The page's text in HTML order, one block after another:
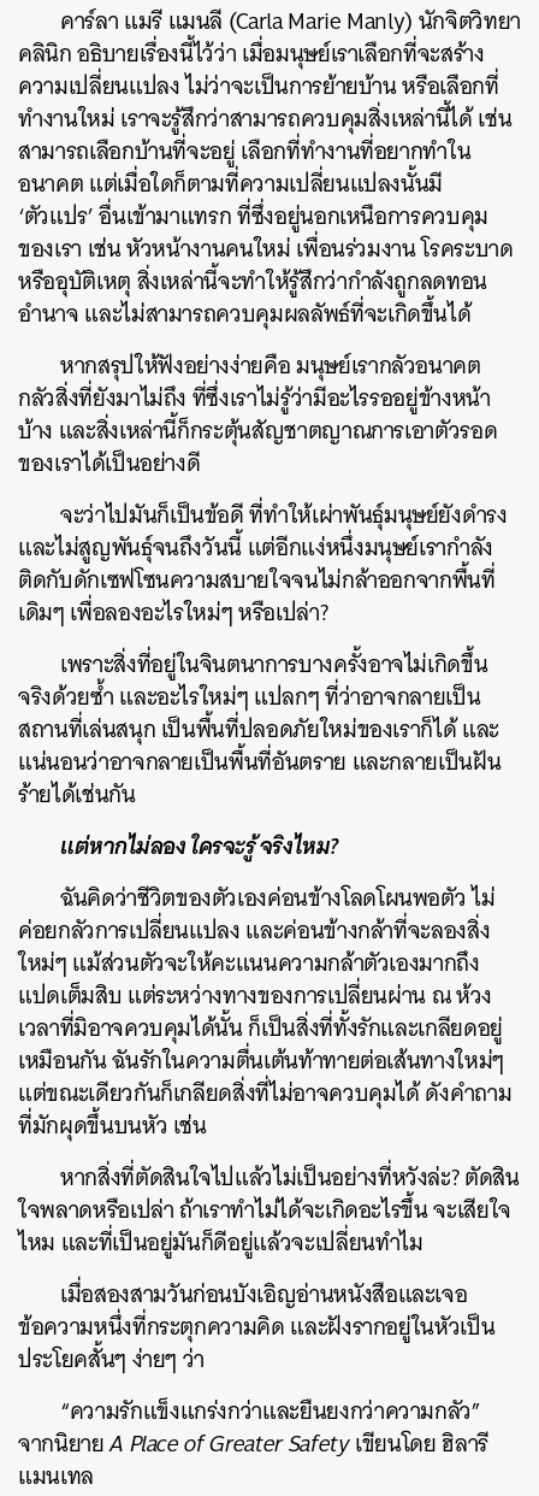
คาร์ลา แมรี แมนลี (Carla Marie Manly) นักจิตวิทยา
คลินิก อธิบายเรื่องนี้ไว้ว่า เมื่อมนุษย์เราเลือกที่จะสร้าง
ความเปลี่ยนแปลง ไม่ว่าจะเป็นการย้ายบ้าน หรือเลือกที่
ทำงานใหม่ เราจะรู้สึกว่าสามารถควบคุมสิ่งเหล่านี้ได้ เช่น
สามารถเลือกบ้านที่จะอยู่ เลือกที่ทำงานที่อยากทำใน
อนาคต แต่เมื่อใดก็ตามที่ความเปลี่ยนแปลงนั้นมี
‘ตัวแปร’ อื่นเข้ามาแทรก ที่ซึ่งอยู่นอกเหนือการควบคุม
ของเรา เช่น หัวหน้างานคนใหม่ เพื่อนร่วมงาน โรคระบาด
หรืออุบัติเหตุ สิ่งเหล่านี้จะทำให้รู้สึกว่ากำลังถูกลดทอน
อำนาจ และไม่สามารถควบคุมผลลัพธ์ที่จะเกิดขึ้นได้
หากสรุปให้ฟังอย่างง่ายคือ มนุษย์เรากลัวอนาคต
กลัวสิ่งที่ยังมาไม่ถึง ที่ซึ่งเราไม่รู้ว่ามีอะไรรออยู่ข้างหน้า
บ้าง และสิ่งเหล่านี้ก็กระตุ้นสัญชาตญาณการเอาตัวรอด
ของเราได้เป็นอย่างดี
จะว่าไปมันก็เป็นข้อดี ที่ทำให้เผ่าพันธุ์มนุษย์ยังดำรง
และไม่สูญพันธุ์จนถึงวันนี้ แต่อีกแง่หนึ่งมนุษย์เรากำลัง
ติดกับดักเซฟโซนความสบายใจจนไม่กล้าออกจากพื้นที่
เดิมๆ เพื่อลองอะไรใหม่ๆ หรือเปล่า?
เพราะสิ่งที่อยู่ในจินตนาการบางครั้งอาจไม่เกิดขึ้น
จริงด้วยซ้ำ และอะไรใหม่ๆ แปลกๆ ที่ว่าอาจกลายเป็น
สถานที่เล่นสนุก เป็นพื้นที่ปลอดภัยใหม่ของเราก็ได้ และ
แน่นอนว่าอาจกลายเป็นพื้นที่อันตราย และกลายเป็นฝัน
ร้ายได้เช่นกัน
แต่หากไม่ลอง ใครจะรู้ จริงไหม?
ฉันคิดว่าชีวิตของตัวเองค่อนข้างโลดโผนพอตัว ไม่
ค่อยกลัวการเปลี่ยนแปลง และค่อนข้างกล้าที่จะลองสิ่ง
ใหม่ๆ แม้ส่วนตัวจะให้คะแนนความกล้าตัวเองมากถึง
แปดเต็มสิบ แต่ระหว่างทางของการเปลี่ยนผ่าน ณ ห้วง
เวลาที่มิอาจควบคุมได้นั้น ก็เป็นสิ่งที่ทั้งรักและเกลียดอยู่
เหมือนกัน ฉันรักในความตื่นเต้นท้าทายต่อเส้นทางใหม่ๆ
แต่ขณะเดียวกันก็เกลียดสิ่งที่ไม่อาจควบคุมได้ ดังคำถาม
ที่มักผุดขึ้นบนหัว เช่น
หากสิ่งที่ตัดสินใจไปแล้วไม่เป็นอย่างที่หวังล่ะ? ตัดสิน
ใจพลาดหรือเปล่า ถ้าเราทำไม่ได้จะเกิดอะไรขึ้น จะเสียใจ
ไหม และที่เป็นอยู่มันก็ดีอยู่แล้วจะเปลี่ยนทำไม
เมื่อสองสามวันก่อนบังเอิญอ่านหนังสือและเจอ
ข้อความหนึ่งที่กระตุกความคิด และฝังรากอยู่ในหัวเป็น
ประโยคสั้นๆ ง่ายๆ ว่า
“ความรักแข็งแกร่งกว่าและยืนยงกว่าความกลัว”
จากนิยายA Place of Greater Safetyเขียนโดย ฮิลารี
แมนเทล